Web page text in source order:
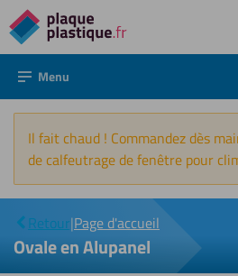
Directement
au
contenu
Menu
Il fait chaud ! Commandez dès
de calfeutrage de fenêtre pour
Retour|Page d'accueil
Ovale en
Alupanel
Ovale en Alupanel